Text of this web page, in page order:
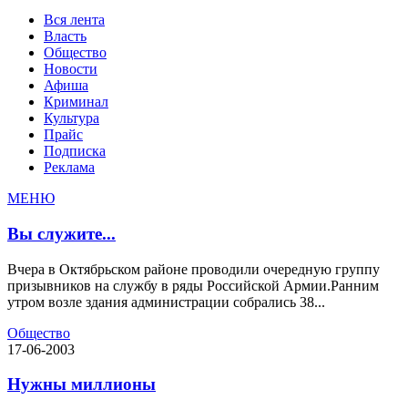
Вся лента
Власть
Общество
Новости
Афиша
Криминал
Культура
Прайс
Подписка
Реклама
МЕНЮ
Вы служите...
Вчера в Октябрьском районе проводили очередную группу
призывников на службу в ряды Российской Армии.Ранним
утром возле здания администрации собрались 38...
Общество
17-06-2003
Нужны миллионы